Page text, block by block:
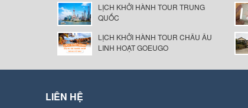
LỊCH KHỞI HÀNH TOUR TRUNG
QUỐC
LỊCH KHỞI HÀNH TOUR CHÂU ÂU
LINH HOẠT GOEUGO
LIÊN HỆ